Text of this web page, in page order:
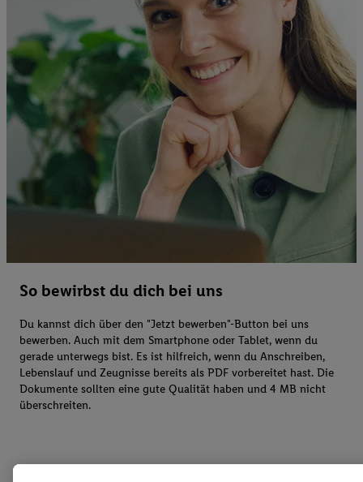
So bewirbst du dich bei uns
Du kannst dich über den "Jetzt bewerben"-Button bei uns
bewerben. Auch mit dem Smartphone oder Tablet, wenn du
gerade unterwegs bist. Es ist hilfreich, wenn du Anschreiben,
Lebenslauf und Zeugnisse bereits als PDF vorbereitet hast. Die
Dokumente sollten eine gute Qualität haben und 4 MB nicht
überschreiten.